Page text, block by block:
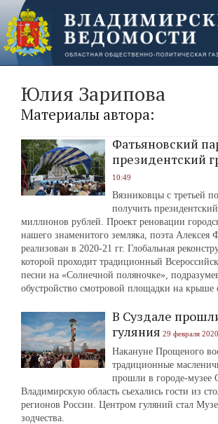
Юлия Зарипова
Материалы автора:
Фатьяновский
президентский
10:49
Вязниковцы с третьей
получить
миллионов рублей. Проект реновации
нашего знаменитого земляка, поэта Алексея
реализован в 2020-21 гг. Глобальная
которой проходит традиционный
песни на «Солнечной поляночке»,
обустройство смотровой площадки на
В Суздале
гуляния 29 февраля
Накануне Прощеного
традиционные
прошли в городе-музее
Владимирскую область сьехались гости из
регионов России. Центром гуляний стал
зодчества.